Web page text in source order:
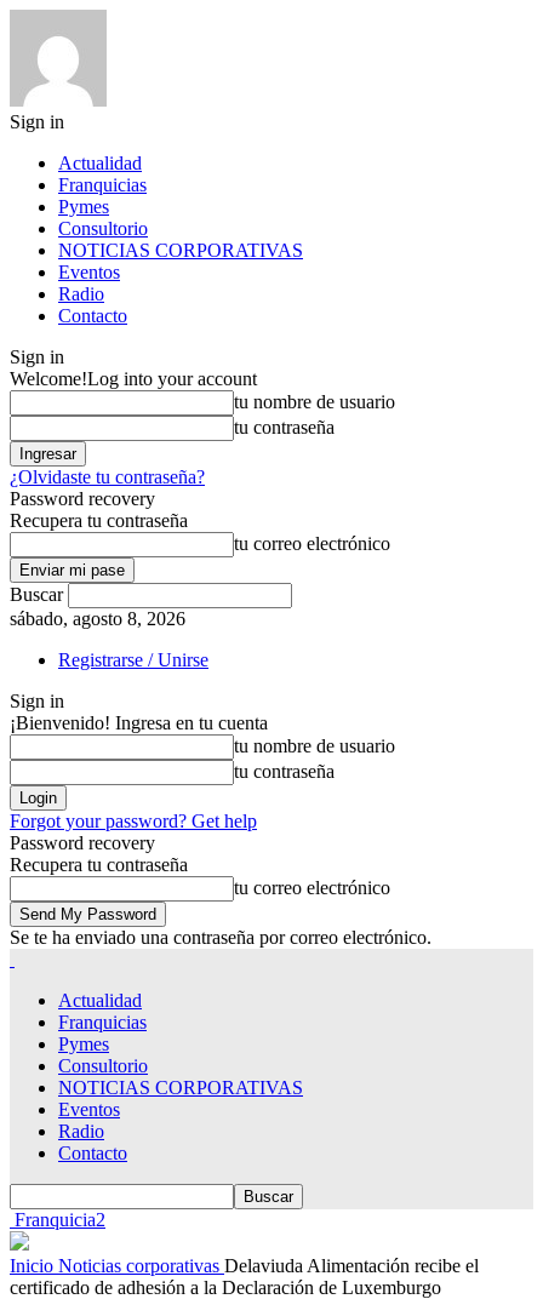
Sign in
Actualidad
Franquicias
Pymes
Consultorio
NOTICIAS CORPORATIVAS
Eventos
Radio
Contacto
Sign in
Welcome!Log into your account
tu nombre de usuario
tu contraseña
¿Olvidaste tu contraseña?
Password recovery
Recupera tu contraseña
tu correo electrónico
Buscar
sábado, agosto 8, 2026
Registrarse / Unirse
Sign in
¡Bienvenido! Ingresa en tu cuenta
tu nombre de usuario
tu contraseña
Forgot your password? Get help
Password recovery
Recupera tu contraseña
tu correo electrónico
Se te ha enviado una contraseña por correo electrónico.
Actualidad
Franquicias
Pymes
Consultorio
NOTICIAS CORPORATIVAS
Eventos
Radio
Contacto
Franquicia2
Inicio Noticias corporativas Delaviuda Alimentación recibe el
certificado de adhesión a la Declaración de Luxemburgo